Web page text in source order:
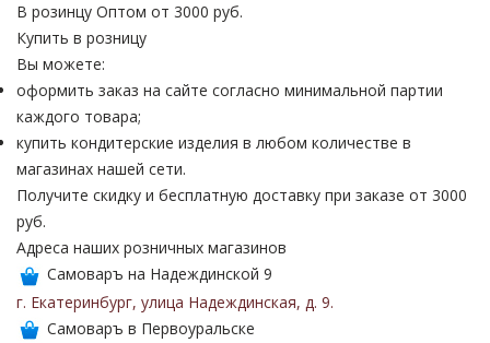
В розинцу Оптом от 3000 руб.
Купить в розницу
Вы можете:
оформить заказ на сайте согласно минимальной партии
каждого товара;
купить кондитерские изделия в любом количестве в
магазинах нашей сети.
Получите скидку и бесплатную доставку при заказе от 3000
руб.
Адреса наших розничных магазинов
Самоваръ на Надеждинской 9
г. Екатеринбург, улица Надеждинская, д. 9.
Самоваръ в Первоуральске